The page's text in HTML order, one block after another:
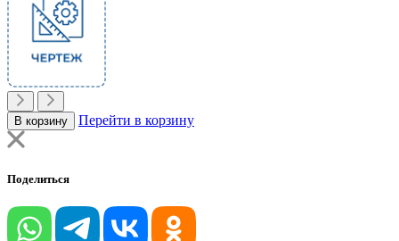
В корзину Перейти в корзину
Поделиться